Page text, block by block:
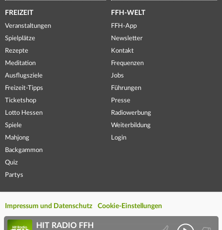
FREIZEIT
Veranstaltungen
Spielplätze
Rezepte
Meditation
Ausflugsziele
Freizeit-Tipps
Ticketshop
Lotto Hessen
Spiele
Mahjong
Backgammon
Quiz
Partys
FFH-WELT
FFH-App
Newsletter
Kontakt
Frequenzen
Jobs
Führungen
Presse
Radiowerbung
Weiterbildung
Login
Impressum und Datenschutz Cookie-Einstellungen
HIT RADIO FFH